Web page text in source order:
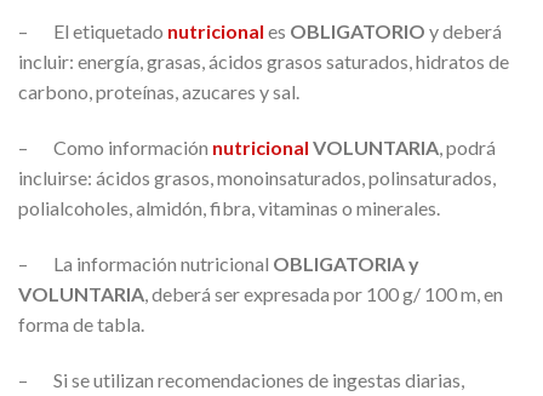
– El etiquetado nutricional es OBLIGATORIO y deberá
incluir: energía, grasas, ácidos grasos saturados, hidratos de
carbono, proteínas, azucares y sal.
– Como información nutricional VOLUNTARIA, podrá
incluirse: ácidos grasos, monoinsaturados, polinsaturados,
polialcoholes, almidón, fibra, vitaminas o minerales.
– La información nutricional OBLIGATORIA y
VOLUNTARIA, deberá ser expresada por 100 g/ 100 m, en
forma de tabla.
– Si se utilizan recomendaciones de ingestas diarias,